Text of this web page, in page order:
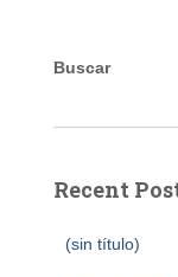
Buscar
Recent
(sin título)